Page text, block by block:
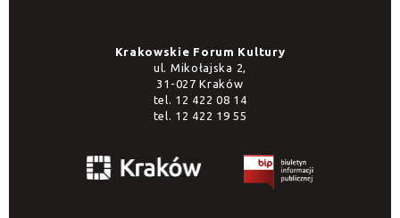
Krakowskie Forum Kultury
ul. Mikołajska 2,
31-027 Kraków
tel. 12 422 08 14
tel. 12 422 19 55